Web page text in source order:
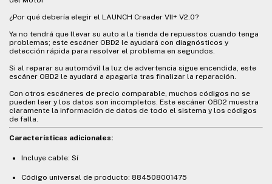
¿Por qué debería elegir el LAUNCH Creader VII+ V2.0?
Ya no tendrá que llevar su auto a la tienda de repuestos cuando tenga
problemas; este escáner OBD2 le ayudará con diagnósticos y
detección rápida para resolver el problema en segundos.
Si al reparar su automóvil la luz de advertencia sigue encendida, este
escáner OBD2 le ayudará a apagarla tras finalizar la reparación.
Con otros escáneres de precio comparable, muchos códigos no se
pueden leer y los datos son incompletos. Este escáner OBD2 muestra
claramente la información de datos de todo el sistema y los códigos
de falla.
Características adicionales:
Incluye cable: Sí
Código universal de producto: 884508001475